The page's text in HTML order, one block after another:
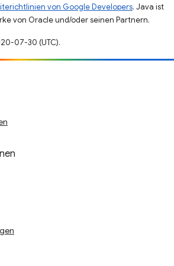
von Google Developers. Java ist
von Oracle und/oder seinen Partnern.
07-30 (UTC).